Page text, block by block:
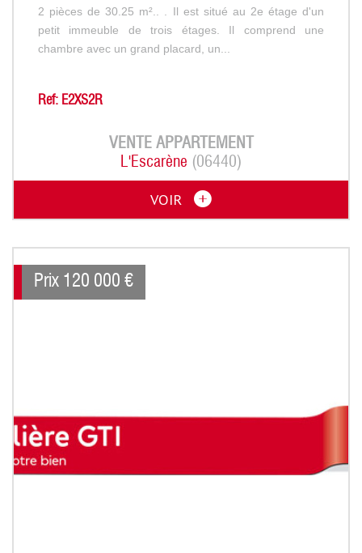
2 pièces de 30.25 m².. . Il est situé au 2e étage d'un
petit immeuble de trois étages. Il comprend une
chambre avec un grand placard, un...
Ref: E2XS2R
VENTE APPARTEMENT
L'Escarène (06440)
VOIR
Prix 120 000 €